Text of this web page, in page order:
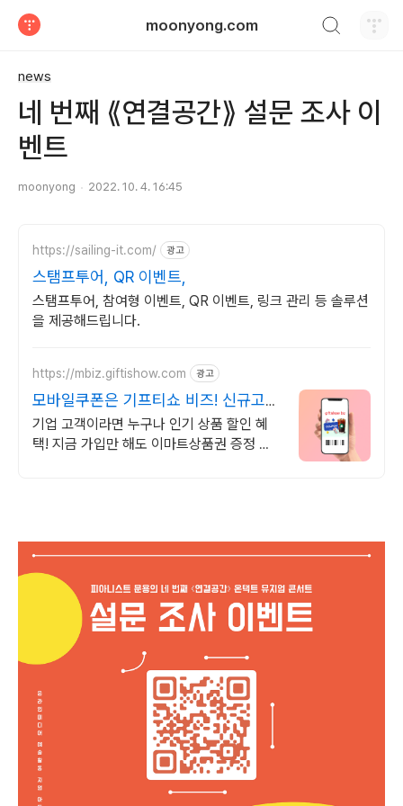
moonyong.com
news
네 번째 ⟪연결공간⟫ 설문 조사 이
벤트
moonyong 2022. 10. 4. 16:45
https://sailing-it.com/ 광고
스탬프투어, QR 이벤트,
스탬프투어, 참여형 이벤트, QR 이벤트, 링크 관리 등 솔루션
을 제공해드립니다.
https://mbiz.giftishow.com 광고
모바일쿠폰은 기프티쇼 비즈! 신규고객
100% 상품혜택!
기업 고객이라면 누구나 인기 상품 할인 혜
택! 지금 가입만 해도 이마트상품권 증정 무